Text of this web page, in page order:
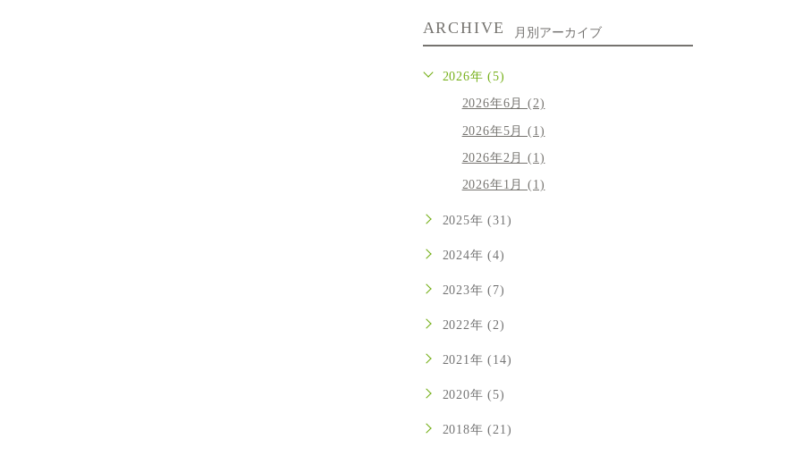
ARCHIVE 月別アーカイブ
2026年 (5)
2026年6月 (2)
2026年5月 (1)
2026年2月 (1)
2026年1月 (1)
2025年 (31)
2024年 (4)
2023年 (7)
2022年 (2)
2021年 (14)
2020年 (5)
2018年 (21)